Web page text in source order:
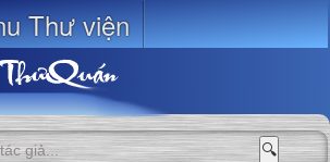
Thư viện
🔍